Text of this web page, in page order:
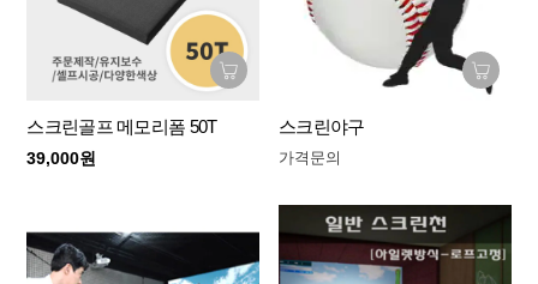
스크린골프 메모리폼 50T
39,000원
스크린야구
가격문의